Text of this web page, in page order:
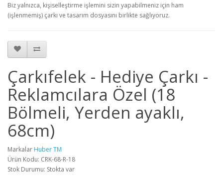
Biz yalnızca, kişiselleştirme işlemini sizin yapabilmeniz için ham
(işlenmemiş) çarkı ve tasarım dosyasını birlikte sağlıyoruz.
Çarkıfelek - Hediye Çarkı -
Reklamcılara Özel (18
Bölmeli, Yerden ayaklı,
68cm)
Markalar Huber TM
Ürün Kodu: CRK-68-R-18
Stok Durumu: Stokta var